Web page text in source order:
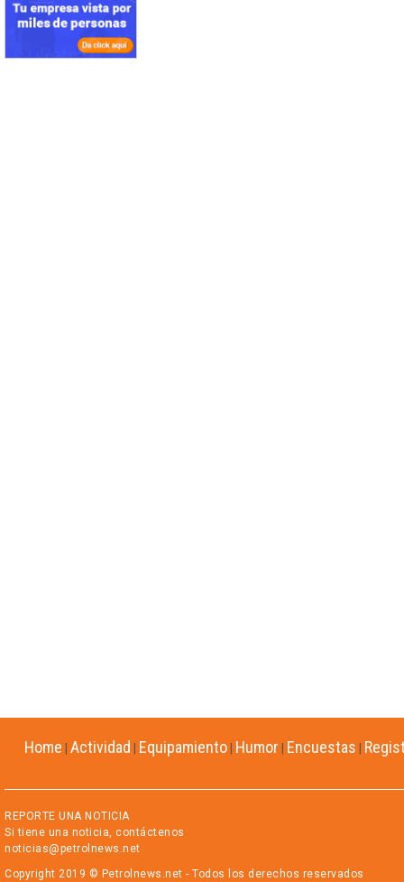
Home Actividad Equipamiento Humor Encuestas
REPORTE UNA NOTICIA
Si tiene una noticia, contáctenos
noticias@petrolnews.net
Copyright 2019 © Petrolnews.net - Todos los derechos reservados